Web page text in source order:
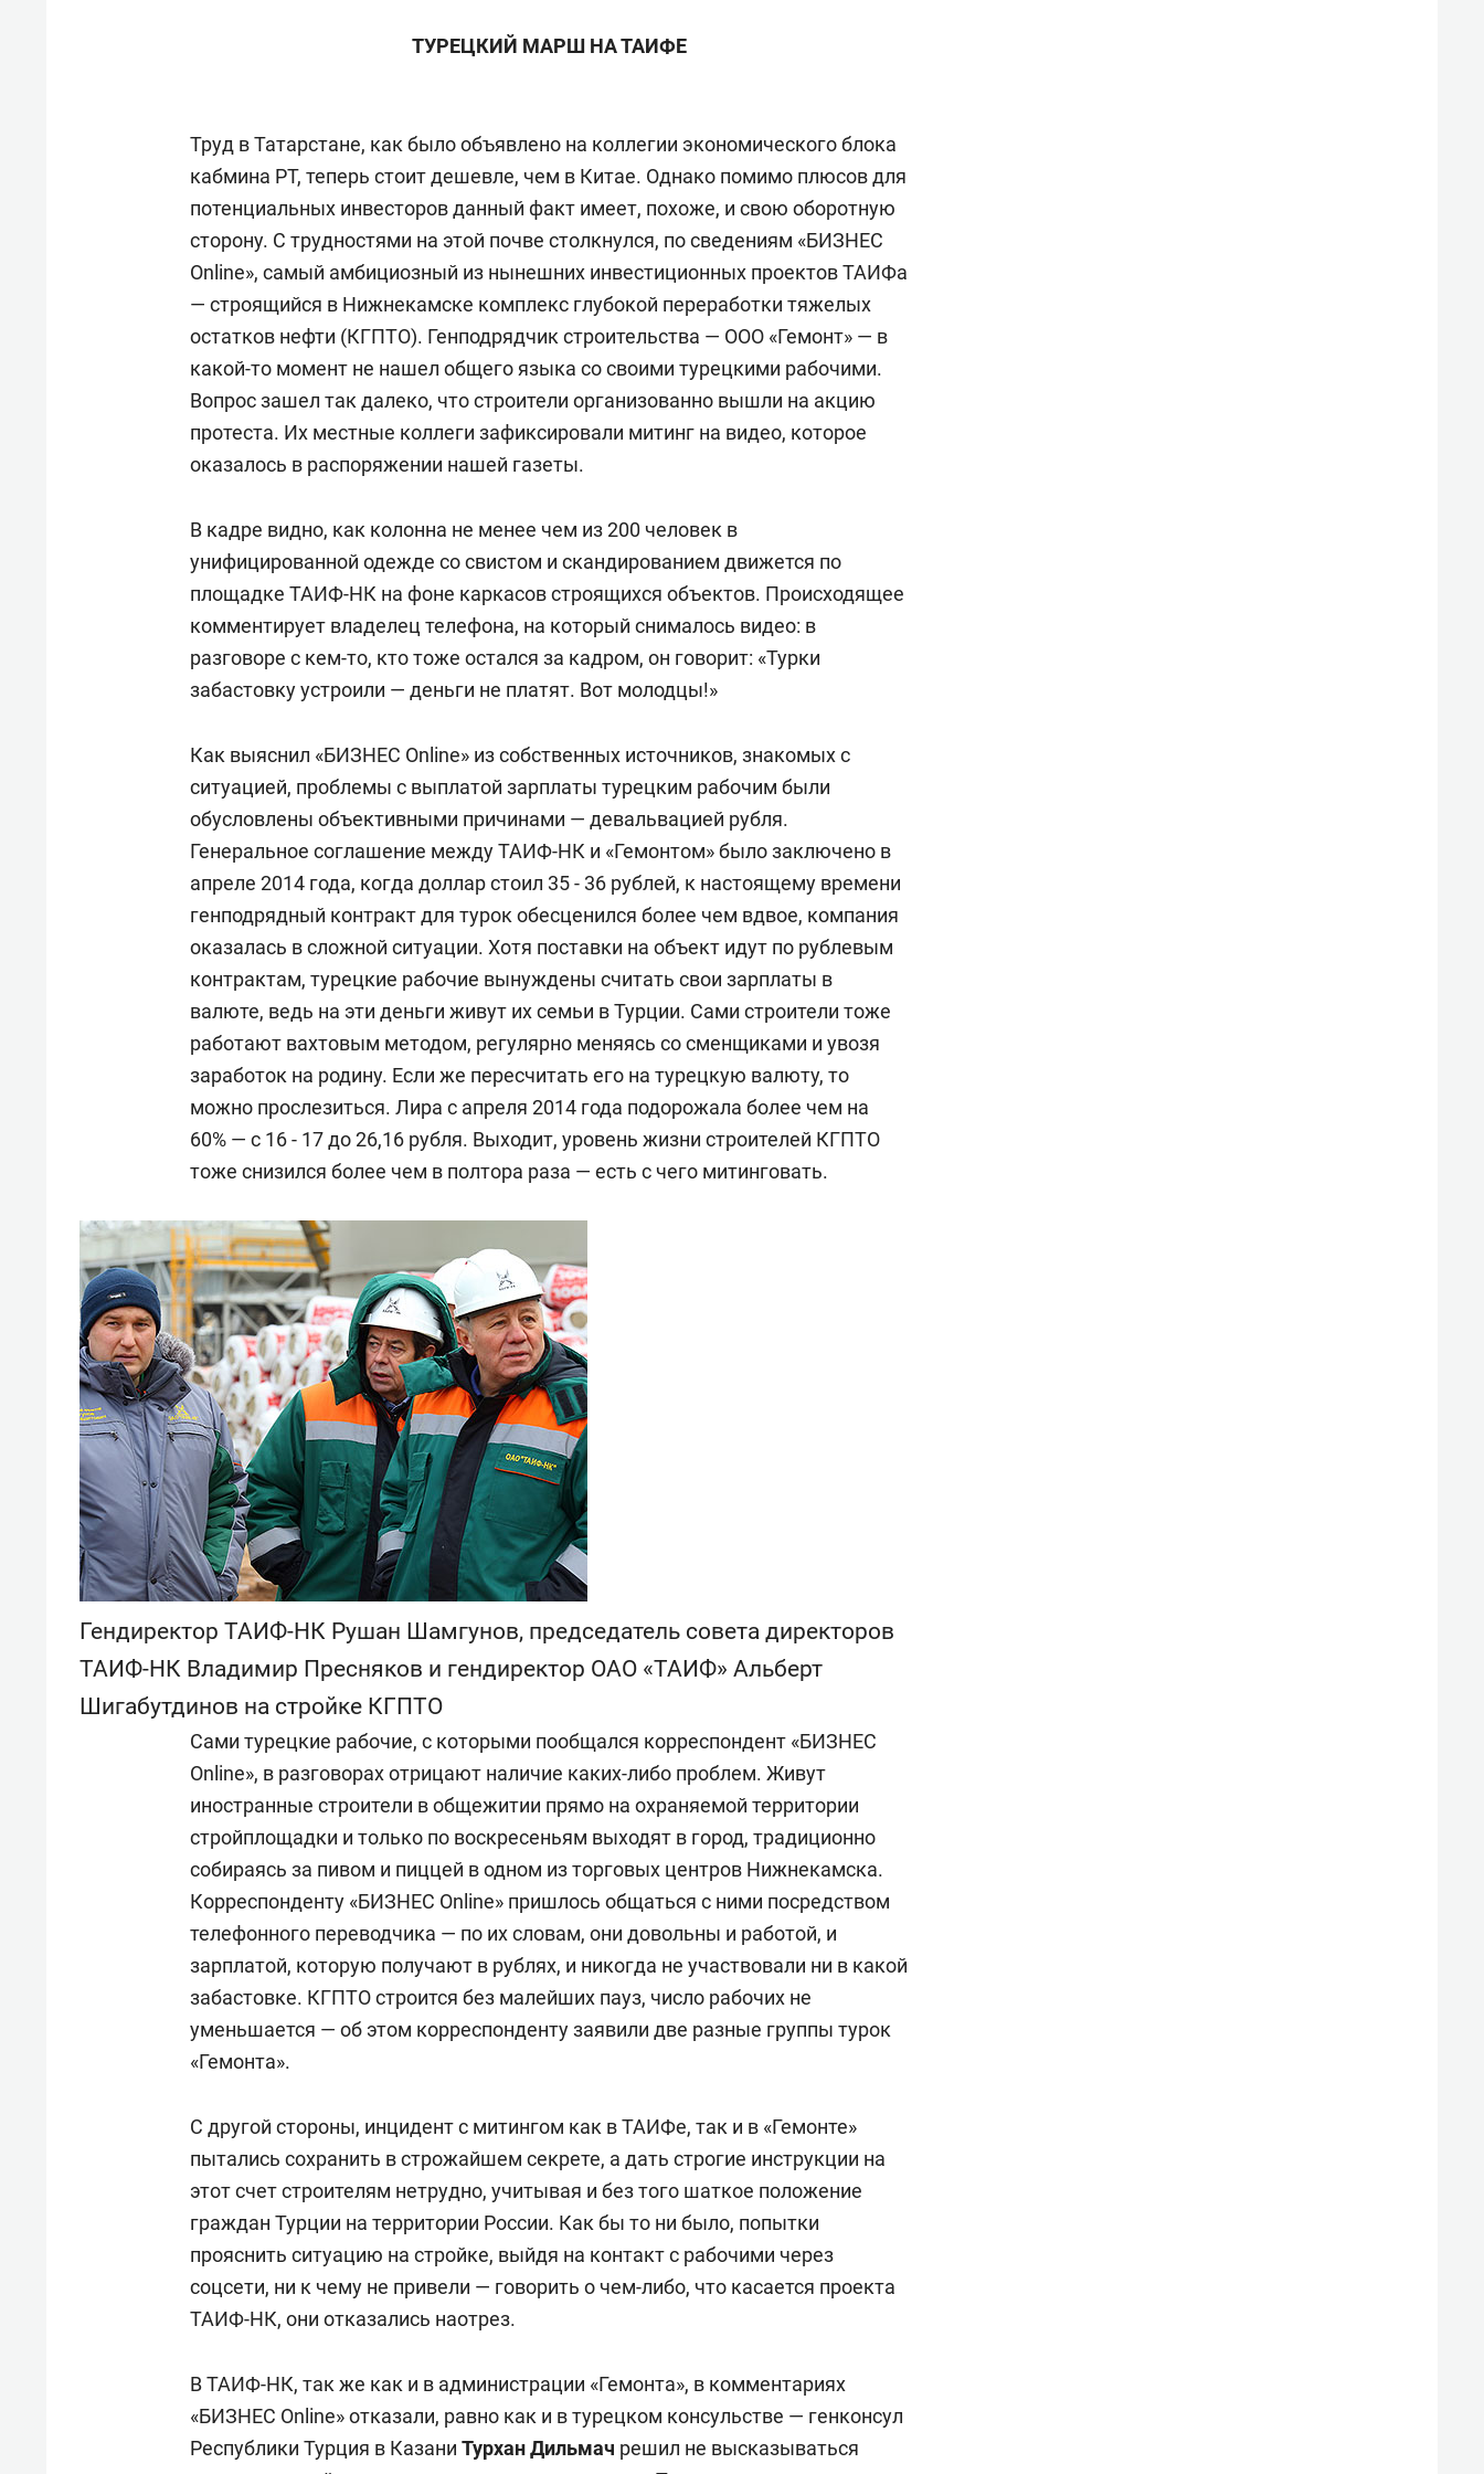
ТУРЕЦКИЙ МАРШ НА ТАИФЕ
Труд в Татарстане, как было объявлено на коллегии экономического блока
кабмина РТ, теперь стоит дешевле, чем в Китае. Однако помимо плюсов для
потенциальных инвесторов данный факт имеет, похоже, и свою оборотную
сторону. С трудностями на этой почве столкнулся, по сведениям «БИЗНЕС
Online», самый амбициозный из нынешних инвестиционных проектов ТАИФа
— строящийся в Нижнекамске комплекс глубокой переработки тяжелых
остатков нефти (КГПТО). Генподрядчик строительства — ООО «Гемонт» — в
какой-то момент не нашел общего языка со своими турецкими рабочими.
Вопрос зашел так далеко, что строители организованно вышли на акцию
протеста. Их местные коллеги зафиксировали митинг на видео, которое
оказалось в распоряжении нашей газеты.
В кадре видно, как колонна не менее чем из 200 человек в
унифицированной одежде со свистом и скандированием движется по
площадке ТАИФ-НК на фоне каркасов строящихся объектов. Происходящее
комментирует владелец телефона, на который снималось видео: в
разговоре с кем-то, кто тоже остался за кадром, он говорит: «Турки
забастовку устроили — деньги не платят. Вот молодцы!»
Как выяснил «БИЗНЕС Online» из собственных источников, знакомых с
ситуацией, проблемы с выплатой зарплаты турецким рабочим были
обусловлены объективными причинами — девальвацией рубля.
Генеральное соглашение между ТАИФ-НК и «Гемонтом» было заключено в
апреле 2014 года, когда доллар стоил 35 - 36 рублей, к настоящему времени
генподрядный контракт для турок обесценился более чем вдвое, компания
оказалась в сложной ситуации. Хотя поставки на объект идут по рублевым
контрактам, турецкие рабочие вынуждены считать свои зарплаты в
валюте, ведь на эти деньги живут их семьи в Турции. Сами строители тоже
работают вахтовым методом, регулярно меняясь со сменщиками и увозя
заработок на родину. Если же пересчитать его на турецкую валюту, то
можно прослезиться. Лира с апреля 2014 года подорожала более чем на
60% — с 16 - 17 до 26,16 рубля. Выходит, уровень жизни строителей КГПТО
тоже снизился более чем в полтора раза — есть с чего митинговать.
Гендиректор ТАИФ-НК Рушан Шамгунов, председатель совета директоров
ТАИФ-НК Владимир Пресняков и гендиректор ОАО «ТАИФ» Альберт
Шигабутдинов на стройке КГПТО
Сами турецкие рабочие, с которыми пообщался корреспондент «БИЗНЕС
Online», в разговорах отрицают наличие каких-либо проблем. Живут
иностранные строители в общежитии прямо на охраняемой территории
стройплощадки и только по воскресеньям выходят в город, традиционно
собираясь за пивом и пиццей в одном из торговых центров Нижнекамска.
Корреспонденту «БИЗНЕС Online» пришлось общаться с ними посредством
телефонного переводчика — по их словам, они довольны и работой, и
зарплатой, которую получают в рублях, и никогда не участвовали ни в какой
забастовке. КГПТО строится без малейших пауз, число рабочих не
уменьшается — об этом корреспонденту заявили две разные группы турок
«Гемонта».
С другой стороны, инцидент с митингом как в ТАИФе, так и в «Гемонте»
пытались сохранить в строжайшем секрете, а дать строгие инструкции на
этот счет строителям нетрудно, учитывая и без того шаткое положение
граждан Турции на территории России. Как бы то ни было, попытки
прояснить ситуацию на стройке, выйдя на контакт с рабочими через
соцсети, ни к чему не привели — говорить о чем-либо, что касается проекта
ТАИФ-НК, они отказались наотрез.
В ТАИФ-НК, так же как и в администрации «Гемонта», в комментариях
«БИЗНЕС Online» отказали, равно как и в турецком консульстве — генконсул
Республики Турция в Казани Турхан Дильмач решил не высказываться